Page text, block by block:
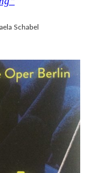
Schabel